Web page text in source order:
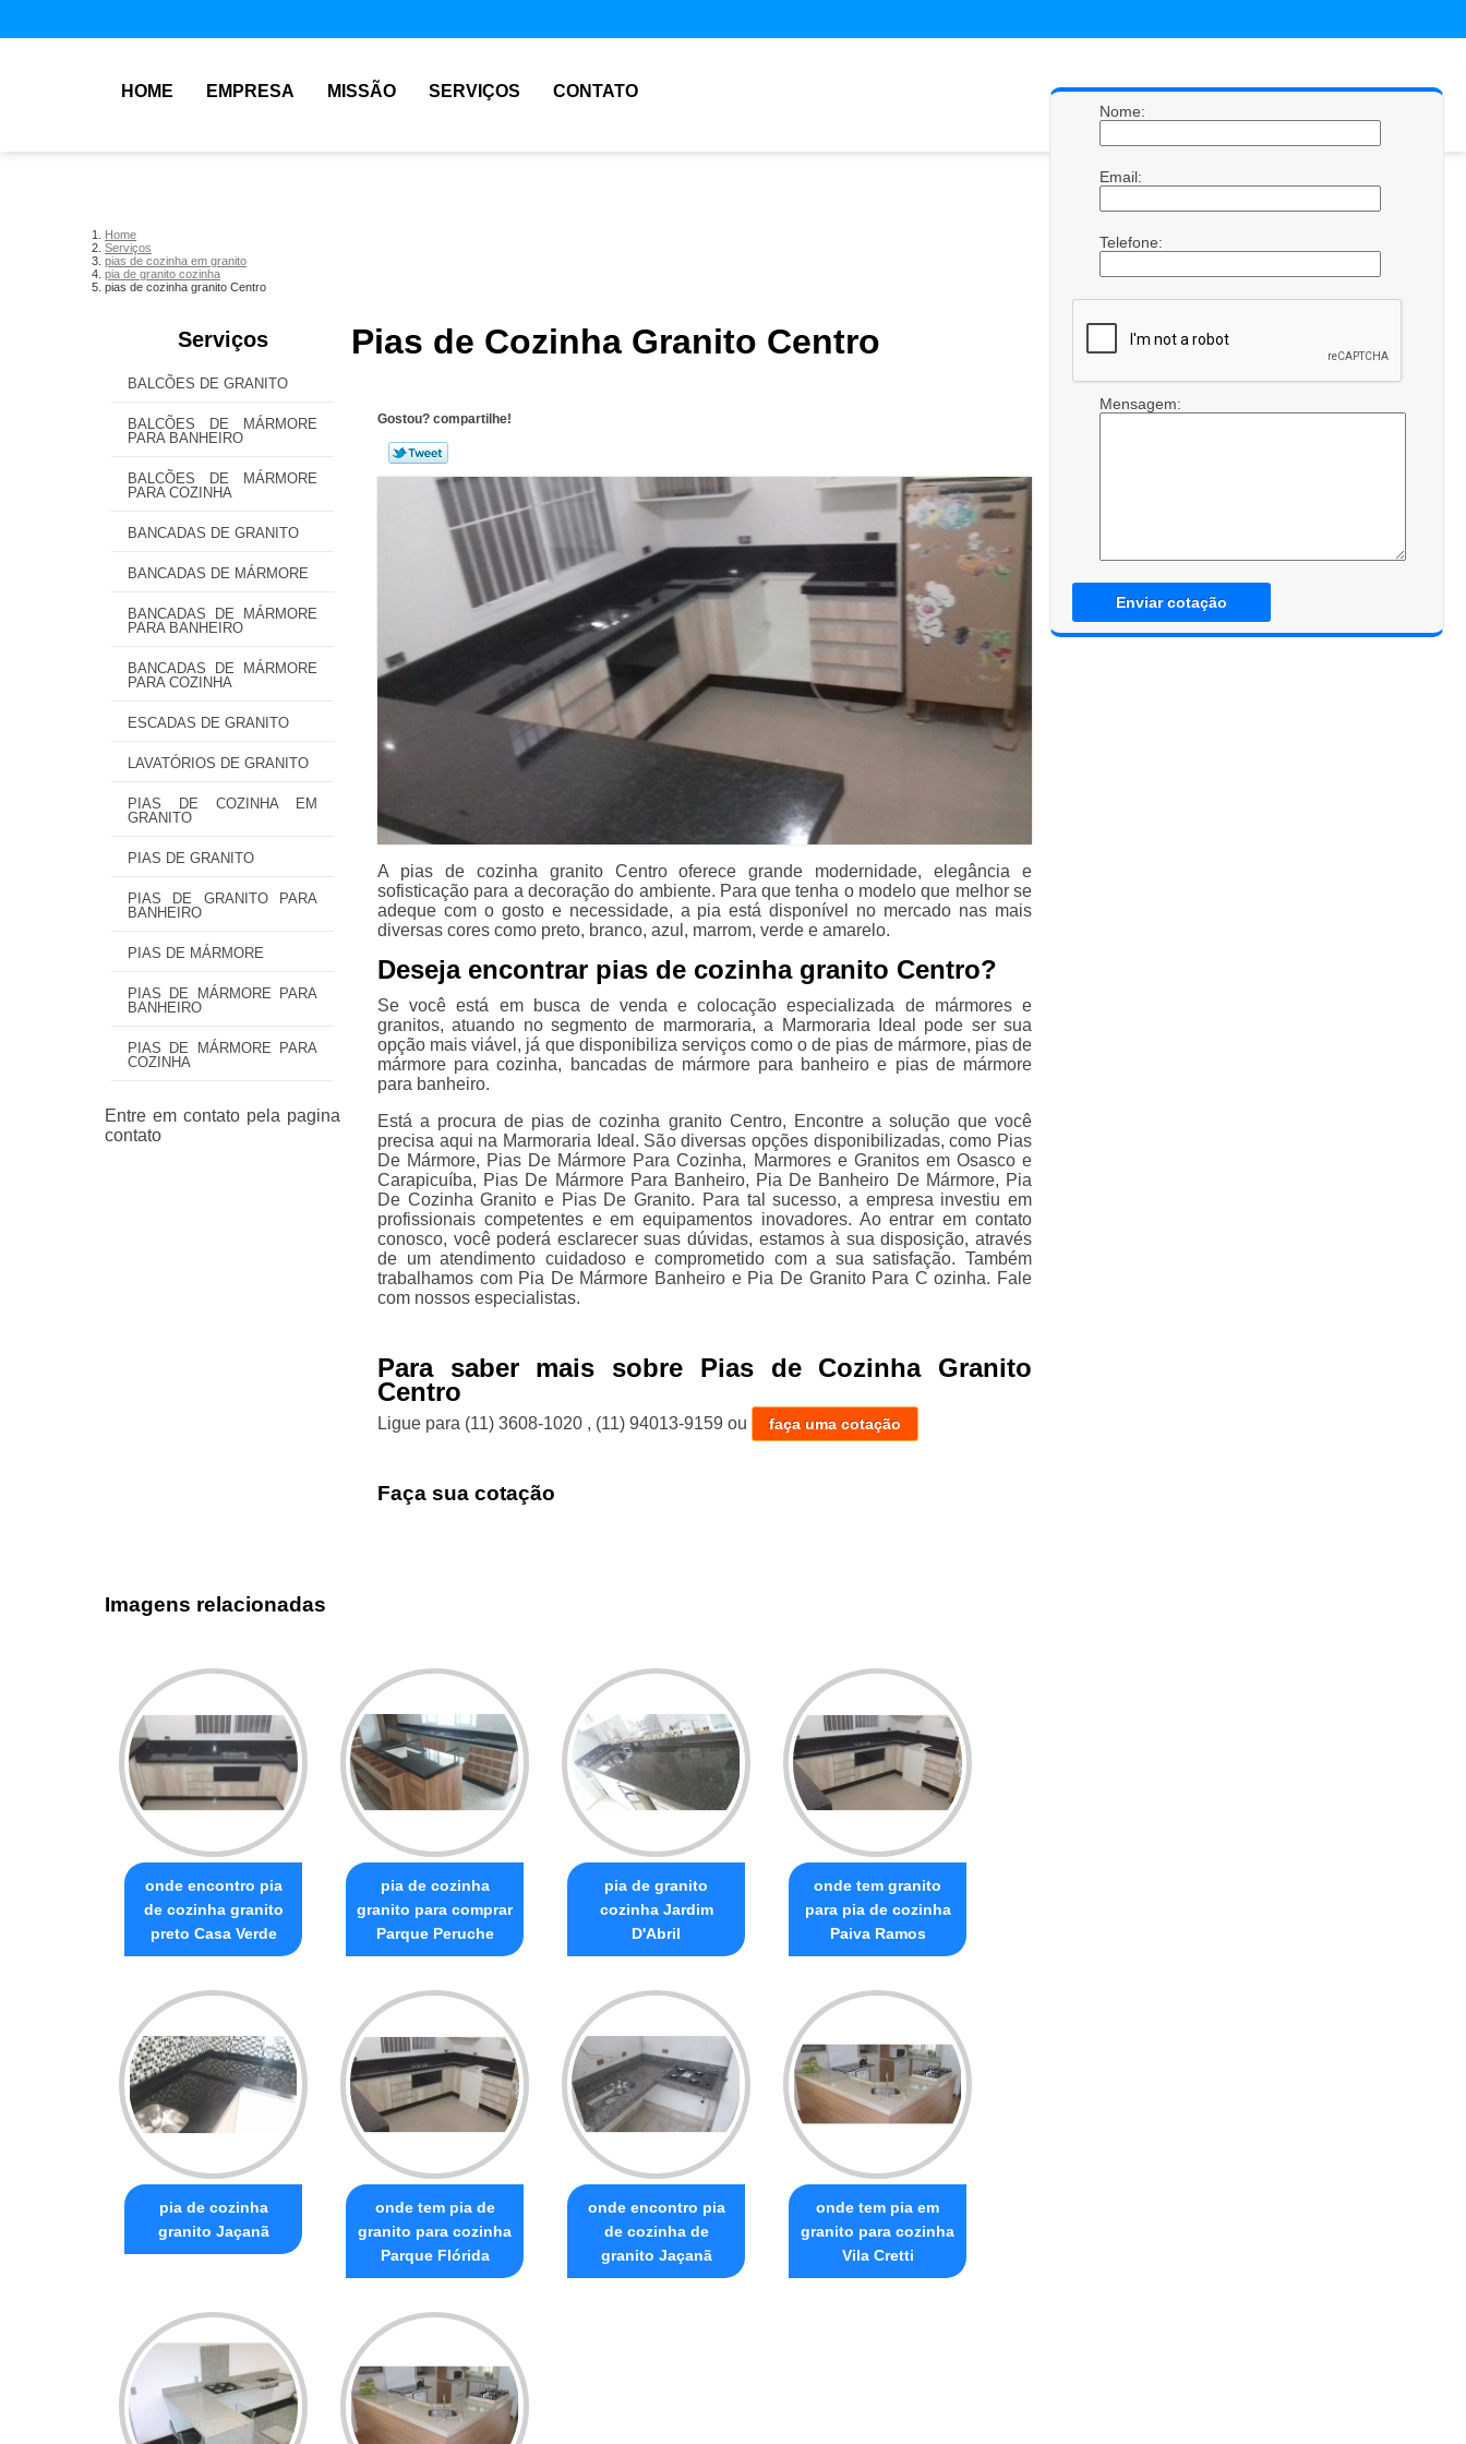
HOME EMPRESA MISSÃO SERVIÇOS CONTATO
Home
Serviços
pias de cozinha em granito
pia de granito cozinha
pias de cozinha granito Centro
Serviços
BALCÕES DE GRANITO
BALCÕES DE MÁRMORE
PARA BANHEIRO
BALCÕES DE MÁRMORE
PARA COZINHA
BANCADAS DE GRANITO
BANCADAS DE MÁRMORE
BANCADAS DE MÁRMORE
PARA BANHEIRO
BANCADAS DE MÁRMORE
PARA COZINHA
ESCADAS DE GRANITO
LAVATÓRIOS DE GRANITO
PIAS DE COZINHA EM
GRANITO
PIAS DE GRANITO
PIAS DE GRANITO PARA
BANHEIRO
PIAS DE MÁRMORE
PIAS DE MÁRMORE PARA
BANHEIRO
PIAS DE MÁRMORE PARA
COZINHA
Pias de Cozinha Granito Centro
Gostou? compartilhe!
A pias de cozinha granito Centro oferece grande modernidade, elegância e
sofisticação para a decoração do ambiente. Para que tenha o modelo que melhor se
adeque com o gosto e necessidade, a pia está disponível no mercado nas mais
diversas cores como preto, branco, azul, marrom, verde e amarelo.
Deseja encontrar pias de cozinha granito Centro?
Se você está em busca de venda e colocação especializada de mármores e
granitos, atuando no segmento de marmoraria, a Marmoraria Ideal pode ser sua
opção mais viável, já que disponibiliza serviços como o de pias de mármore, pias de
mármore para cozinha, bancadas de mármore para banheiro e pias de mármore
para banheiro.
Está a procura de pias de cozinha granito Centro, Encontre a solução que você
precisa aqui na Marmoraria Ideal. São diversas opções disponibilizadas, como Pias
De Mármore, Pias De Mármore Para Cozinha, Marmores e Granitos em Osasco e
Carapicuíba, Pias De Mármore Para Banheiro, Pia De Banheiro De Mármore, Pia
De Cozinha Granito e Pias De Granito. Para tal sucesso, a empresa investiu em
profissionais competentes e em equipamentos inovadores. Ao entrar em contato
conosco, você poderá esclarecer suas dúvidas, estamos à sua disposição, através
de um atendimento cuidadoso e comprometido com a sua satisfação. Também
trabalhamos com Pia De Mármore Banheiro e Pia De Granito Para C ozinha. Fale
com nossos especialistas.
Para saber mais sobre Pias de Cozinha Granito
Centro
Ligue para (11) 3608-1020 , (11) 94013-9159 ou faça uma cotação
Faça sua cotação
Nome:
Email:
Telefone:
Mensagem:
Enviar cotação
Imagens relacionadas
onde encontro pia
de cozinha granito
preto Casa Verde
pia de cozinha
granito para comprar
Parque Peruche
pia de granito
cozinha Jardim
D'Abril
onde tem granito
para pia de cozinha
Paiva Ramos
pia de cozinha
granito Jaçanã
onde tem pia de
granito para cozinha
Parque Flórida
onde encontro pia
de cozinha de
granito Jaçanã
onde tem pia em
granito para cozinha
Vila Cretti